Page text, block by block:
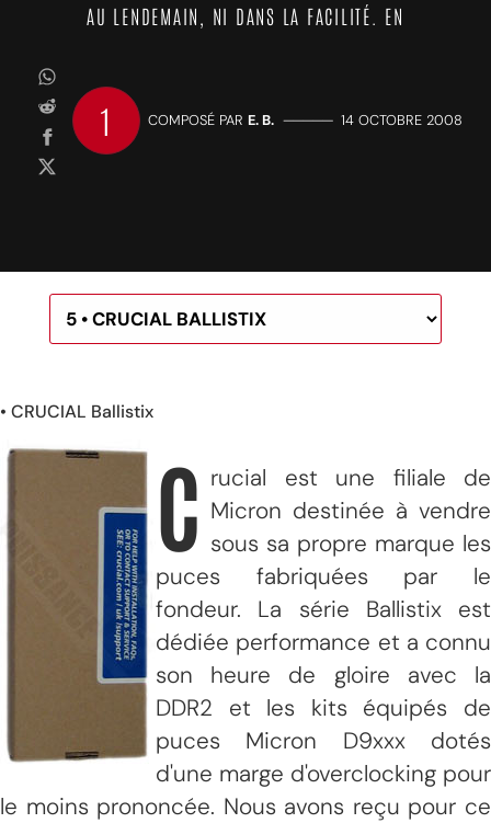
AU LENDEMAIN, NI DANS LA FACILITÉ. EN
1 COMPOSÉ PAR E. B. ————— 14 OCTOBRE 2008
• CRUCIAL Ballistix
C rucial est une filiale de
Micron destinée à vendre
sous sa propre marque les
puces fabriquées par le
fondeur. La série Ballistix est
dédiée performance et a connu
son heure de gloire avec la
DDR2 et les kits équipés de
puces Micron D9xxx dotés
d'une marge d'overclocking pour
le moins prononcée. Nous avons reçu pour ce